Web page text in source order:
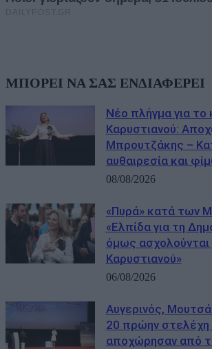
ΜΠΟΡΕΙ ΝΑ ΣΑΣ ΕΝΔΙΑΦΕΡΕΙ
Νέο πλήγμα για το
Καρυστιανού:
Μπρουτζάκης –
αυθαιρεσία και
08/08/2026
«Πυρά» κατά των
«Ελπίδα για τη
όμως
Καρυστιανού»
06/08/2026
Αυγερινός,
20 πρώην στελέχη
αποχώρησαν από